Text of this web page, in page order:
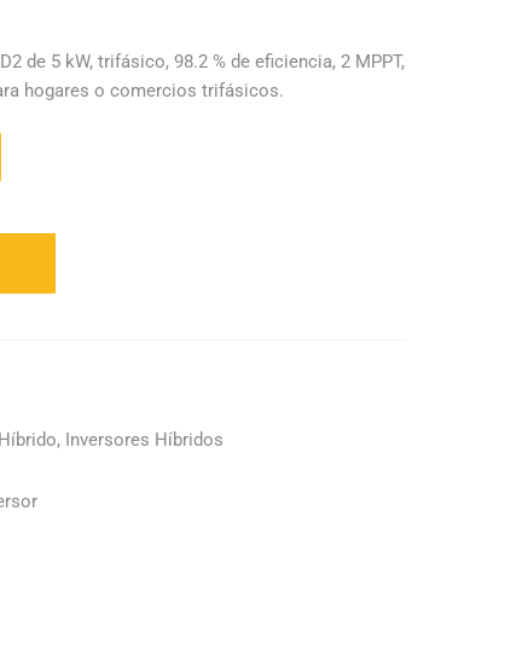
es:
$1.563.496.
de 5 kW, trifásico, 98.2 % de eficiencia, 2 MPPT,
hogares o comercios trifásicos.
, Inversores Híbridos